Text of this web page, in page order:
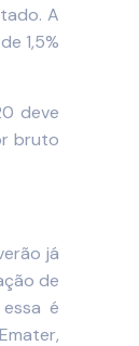
A
1,5%
deve
bruto
já
de
é